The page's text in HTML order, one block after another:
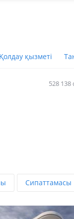
Қолдау қызметі
528 138
Сипаттамасы